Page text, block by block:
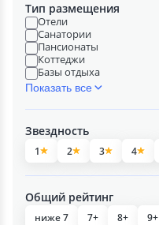
Тип размещения
Отели
Санатории
Пансионаты
Коттеджи
Базы отдыха
Показать все
Звездность
1 2 3 4
Общий рейтинг
ниже 7 7+ 8+ 9+